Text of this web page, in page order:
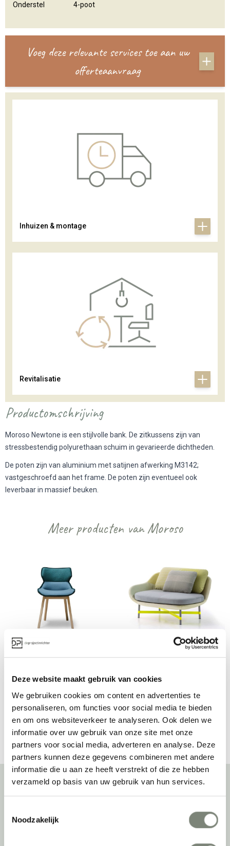
Deze website maakt gebruik van cookies
We gebruiken cookies om content en advertenties te
personaliseren, om functies voor social media te bieden
en om ons websiteverkeer te analyseren. Ook delen we
informatie over uw gebruik van onze site met onze
partners voor social media, adverteren en analyse. Deze
partners kunnen deze gegevens combineren met andere
informatie die u aan ze heeft verstrekt of die ze hebben
verzameld op basis van uw gebruik van hun services.
Noodzakelijk
Onderstel
4-poot
Voeg deze relevante services toe aan uw
offerteaanvraag
Inhuizen & montage
Revitalisatie
Productomschrijving
Moroso Newtone is een stijlvolle bank. De zitkussens zijn van
stressbestendig polyurethaan schuim in gevarieerde dichtheden.
De poten zijn van aluminium met satijnen afwerking M3142;
vastgeschroefd aan het frame. De poten zijn eventueel ook
leverbaar in massief beuken.
Meer producten van Moroso
Moroso Clarissa
Moroso Ottoman
Als grootste onafhankelijke projectinrichter én expert op het gebied